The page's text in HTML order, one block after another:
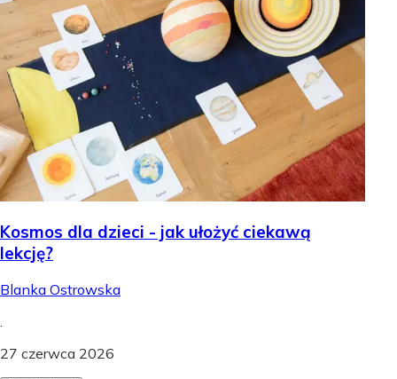
Kosmos dla dzieci - jak ułożyć ciekawą
lekcję?
Blanka Ostrowska
.
27 czerwca 2026